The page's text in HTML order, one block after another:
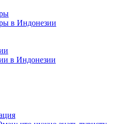
в Индонезии
в Индонезии